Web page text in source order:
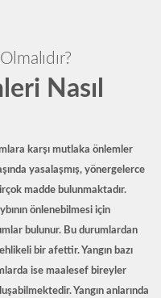
Nasıl
karşı mutlaka önlemler
yasalaşmış, yönergelerce
madde bulunmaktadır.
önlenebilmesi için
bulunur. Bu durumlardan
bir afettir. Yangın bazı
ise maalesef bireyler
Yangın anlarında